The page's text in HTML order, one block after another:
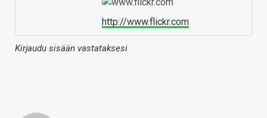
http://www.flickr.com
Kirjaudu sisään vastataksesi